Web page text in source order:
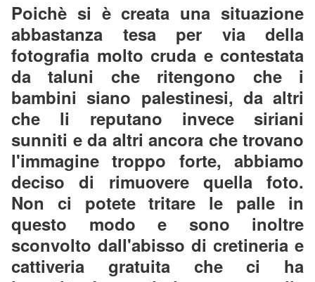
Poichè si è creata una situazione
abbastanza tesa per via della
fotografia molto cruda e contestata
da taluni che ritengono che i
bambini siano palestinesi, da altri
che li reputano invece siriani
sunniti e da altri ancora che trovano
l'immagine troppo forte, abbiamo
deciso di rimuovere quella foto.
Non ci potete tritare le palle in
questo modo e sono inoltre
sconvolto dall'abisso di cretineria e
cattiveria gratuita che ci ha